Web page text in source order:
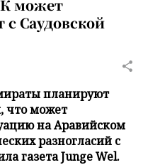
может
Саудовской
планируют
что может
на Аравийском
разногласий с
газета Junge Wel.